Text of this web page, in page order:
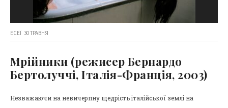
ЕСЕЇ 30 ТРАВНЯ
Мрійники (режисер Бернардо
Бертолуччі, Італія-Франція, 2003)
Незважаючи на невичерпну щедрість італійської землі на